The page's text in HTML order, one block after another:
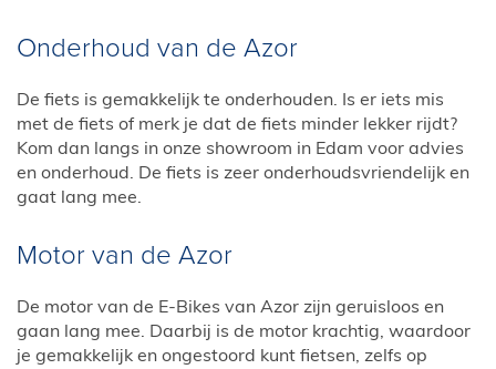
Onderhoud van de Azor
De fiets is gemakkelijk te onderhouden. Is er iets mis
met de fiets of merk je dat de fiets minder lekker rijdt?
Kom dan langs in onze showroom in Edam voor advies
en onderhoud. De fiets is zeer onderhoudsvriendelijk en
gaat lang mee.
Motor van de Azor
De motor van de E-Bikes van Azor zijn geruisloos en
gaan lang mee. Daarbij is de motor krachtig, waardoor
je gemakkelijk en ongestoord kunt fietsen, zelfs op